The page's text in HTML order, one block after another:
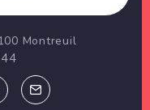
Montreuil